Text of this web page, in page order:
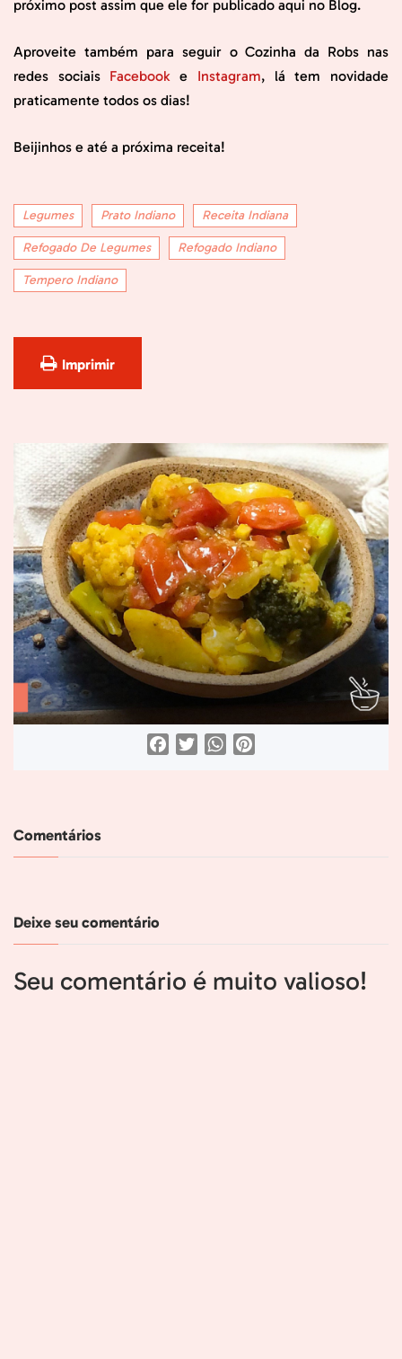
próximo post assim que ele for publicado aqui no Blog.
Aproveite também para seguir o Cozinha da Robs nas
redes sociais Facebooke Instagram, lá tem novidade
praticamente todos os dias!
Beijinhos e até a próxima receita!
Legumes Prato Indiano Receita Indiana
Refogado De Legumes Refogado Indiano
Tempero Indiano
Imprimir
FacebookTwitterWhatsApp
Comentários
Deixe seu comentário
Seu comentário é muito valioso!